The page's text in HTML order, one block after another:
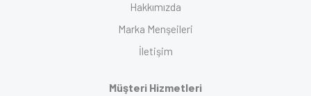
Hakkımızda
Marka Menşeileri
İletişim
Müşteri Hizmetleri